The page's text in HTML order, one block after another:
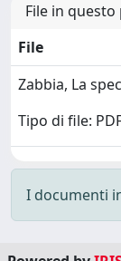
File in
File
Zabbia, La
Tipo di file:
I documenti